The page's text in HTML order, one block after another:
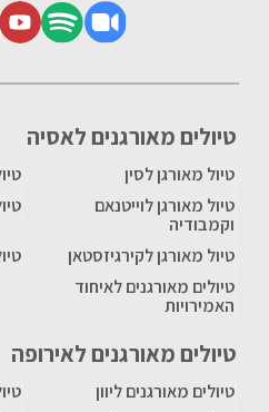
טיולים מאורגנים לאסיה
טיול מאורגן לסין
טיול מאורגן לוייטנאם
וקמבודיה
טיול מאורגן לקירגיזסטאן
טיולים מאורגנים לאיחוד
האמירויות
טיולים מאורגנים לאירופה
טיולים מאורגנים ליוון